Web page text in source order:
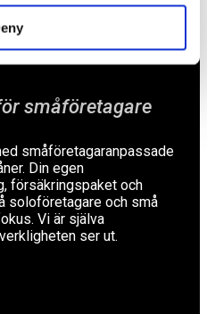
småföretagare
småföretagaranpassade
Din egen
försäkringspaket och
soloföretagare och små
Vi är själva
ser ut.